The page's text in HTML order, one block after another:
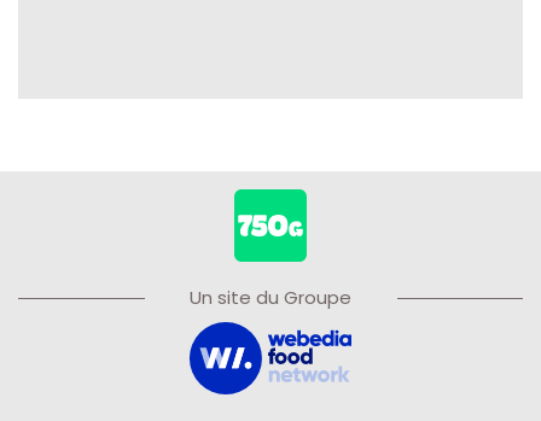
Un site du Groupe